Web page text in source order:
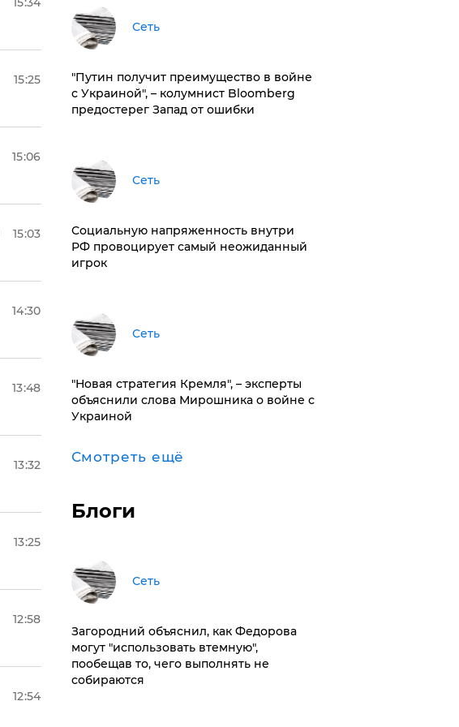
15:25
15:06
15:03
14:30
13:48
13:32
13:25
12:58
12:54
Сеть
"Путин получит преимущество в войне
с Украиной", – колумнист Bloomberg
предостерег Запад от ошибки
Сеть
Социальную напряженность внутри
РФ провоцирует самый неожиданный
игрок
Сеть
"Новая стратегия Кремля", – эксперты
объяснили слова Мирошника о войне с
Украиной
Смотреть ещё
Блоги
Сеть
Загородний объяснил, как Федорова
могут "использовать втемную",
пообещав то, чего выполнять не
собираются